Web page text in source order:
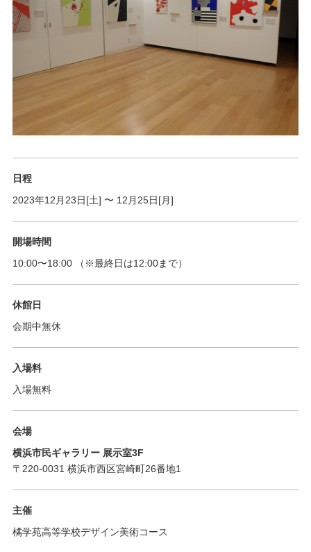
日程
2023年12月23日[土] 〜 12月25日[月]
開場時間
10:00〜18:00（※最終日は12:00まで）
休館日
会期中無休
入場料
入場無料
会場
横浜市民ギャラリー 展示室3F
〒220-0031 横浜市西区宮崎町26番地1
主催
橘学苑高等学校デザイン美術コース